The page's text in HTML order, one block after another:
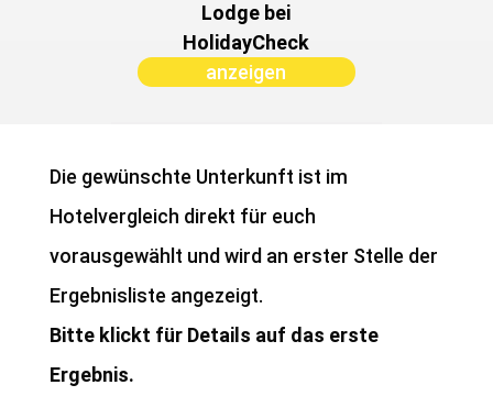
Lodge bei
HolidayCheck
anzeigen
Die gewünschte Unterkunft ist im
Hotelvergleich direkt für euch
vorausgewählt und wird an erster Stelle der
Ergebnisliste angezeigt.
Bitte klickt für Details auf das erste
Ergebnis.